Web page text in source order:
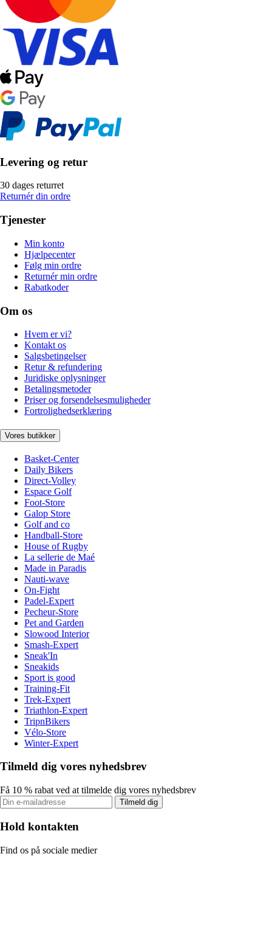
Levering og retur
30 dages returret
Returnér din ordre
Tjenester
Min konto
Hjælpecenter
Følg min ordre
Returnér min ordre
Rabatkoder
Om os
Hvem er vi?
Kontakt os
Salgsbetingelser
Retur & refundering
Juridiske oplysninger
Betalingsmetoder
Priser og forsendelsesmuligheder
Fortrolighedserklæring
Vores butikker
Basket-Center
Daily Bikers
Direct-Volley
Espace Golf
Foot-Store
Galop Store
Golf and co
Handball-Store
House of Rugby
La sellerie de Maé
Made in Paradis
Nauti-wave
On-Fight
Padel-Expert
Pecheur-Store
Pet and Garden
Slowood Interior
Smash-Expert
Sneak'In
Sneakids
Sport is good
Training-Fit
Trek-Expert
Triathlon-Expert
TripnBikers
Vélo-Store
Winter-Expert
Tilmeld dig vores nyhedsbrev
Få 10 % rabat ved at tilmelde dig vores nyhedsbrev
Tilmeld dig
Hold kontakten
Find os på sociale medier